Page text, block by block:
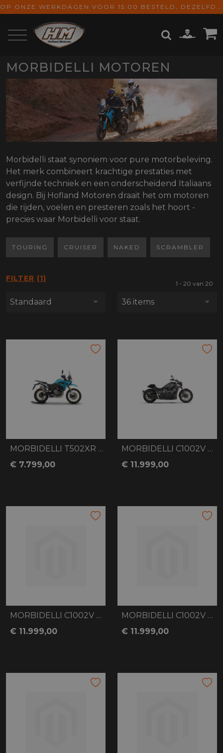
OP ONZE WERKDAGEN VOOR 15:00 BESTELD, DEZELFDE DAG VERZONDEN! GRATIS VERZENDING VANAF € 65,-
MORBIDELLI MOTOREN
Morbidelli staat synoniem voor pure motorbeleving.
Het merk combineert krachtige prestaties met
verfijnde techniek en een onderscheidend Italiaans
design. Bij Hofland Motoren draait het om motoren
die rijden, voelen en presteren zoals het hoort -
precies waar Morbidelli voor staat.
TOURING CRUISER NAKED SCRAMBLER
FILTER 1
Standaard
1 - 20 van 20
36 items
MORBIDELLI T502XR BLUE
€ 7.799,00
MORBIDELLI C1002V BLACK
€ 11.999,00
MORBIDELLI C1002V GREY
€ 11.999,00
MORBIDELLI C1002V BLUE
€ 11.999,00